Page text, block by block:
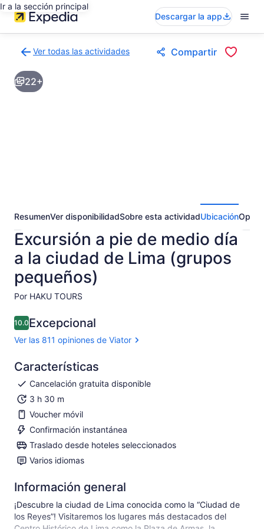
Ir a la sección principal
Descargar la app
Ver todas las actividades
a
la
página
Compartir
22+
ResumenVer disponibilidadSobre esta actividadUbicación
Excursión a pie de medio día
a la ciudad de Lima (grupos
pequeños)
Por HAKU TOURS
10.010.0 de 10
Excepcional
Ver las 811 opiniones de Viator
Características
Cancelación gratuita disponible
3 h 30 m
Voucher móvil
Confirmación instantánea
Traslado desde hoteles seleccionados
Varios idiomas
Información general
¡Descubre la ciudad de Lima conocida como la “Ciudad de
los Reyes”! Visitaremos los lugares más destacados del